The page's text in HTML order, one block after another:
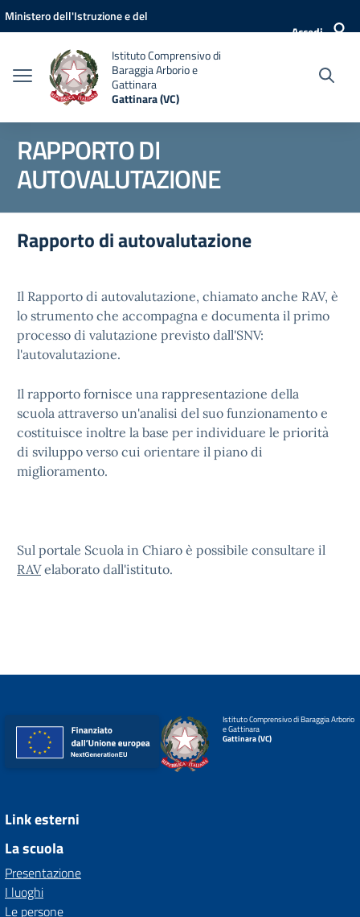
Vai ai contenuti
Vai al menu di navigazione
Vai al footer
Ministero dell'Istruzione e del
Accedi
Istituto Comprensivo di
Baraggia Arborio e
Gattinara
Gattinara (VC)
RAPPORTO DI
AUTOVALUTAZIONE
Rapporto di autovalutazione
Il Rapporto di autovalutazione, chiamato anche RAV, è
lo strumento che accompagna e documenta il primo
processo di valutazione previsto dall'SNV:
l'autovalutazione.
Il rapporto fornisce una rappresentazione della
scuola attraverso un'analisi del suo funzionamento e
costituisce inoltre la base per individuare le priorità
di sviluppo verso cui orientare il piano di
miglioramento.
Sul portale Scuola in Chiaro è possibile consultare il
RAVelaborato dall'istituto.
Istituto Comprensivo di Baraggia Arborio
e Gattinara
Gattinara (VC)
Link esterni
La scuola
Presentazione
I luoghi
Le persone